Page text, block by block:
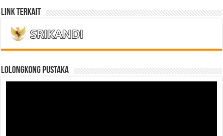
Link Terkait
LOLONGKONG PUSTAKA